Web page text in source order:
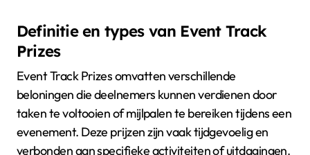
Definitie en types van Event Track
Prizes
Event Track Prizes omvatten verschillende
beloningen die deelnemers kunnen verdienen door
taken te voltooien of mijlpalen te bereiken tijdens een
evenement. Deze prijzen zijn vaak tijdgevoelig en
verbonden aan specifieke activiteiten of uitdagingen.